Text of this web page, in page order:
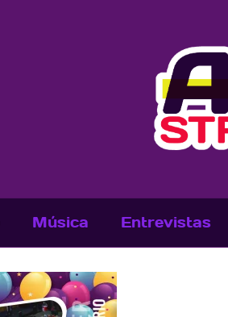
Música Entrevistas